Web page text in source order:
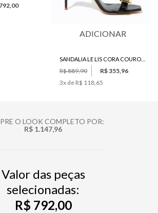
ADICIONAR
R$ 889,90
R$ 355,96
3x de R$ 118,65
O LOOK COMPLETO POR:
R$ 1.147,96
Valor das peças
selecionadas:
R$ 792,00